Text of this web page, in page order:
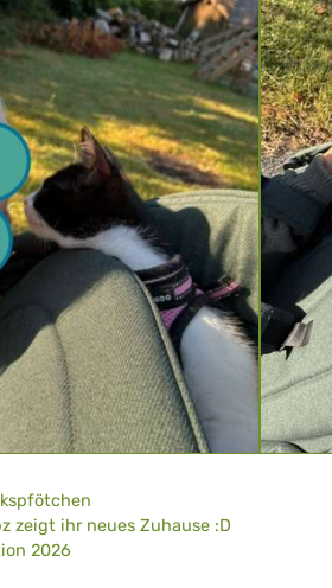
zeigt ihr neues Zuhause :D
2026